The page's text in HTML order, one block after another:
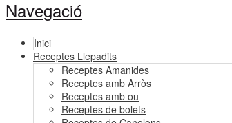
Navegació
Inici
Receptes Llepadits
Receptes Amanides
Receptes amb Arròs
Receptes amb ou
Receptes de bolets